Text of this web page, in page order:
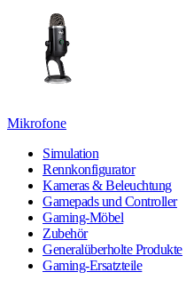
Mikrofone
Simulation
Rennkonfigurator
Kameras & Beleuchtung
Gamepads und Controller
Gaming-Möbel
Zubehör
Generalüberholte Produkte
Gaming-Ersatzteile